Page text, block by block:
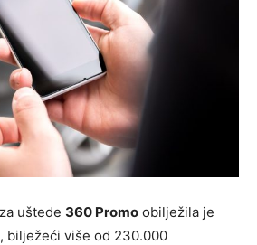
uštede 360 Promo obilježila je
bilježeći više od 230.000